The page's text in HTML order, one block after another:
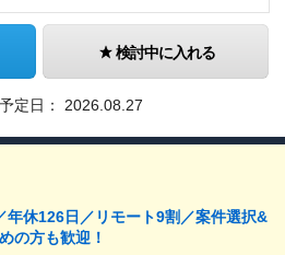
検討中に入れる
定日： 2026.08.27
休126⽇／リモート9割／案件選択&
の方も歓迎！